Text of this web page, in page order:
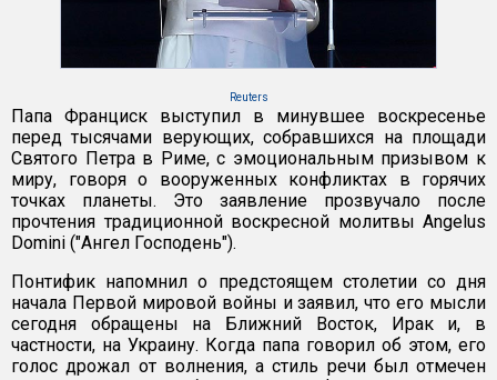
Reuters
Папа Франциск выступил в минувшее воскресенье
перед тысячами верующих, собравшихся на площади
Святого Петра в Риме, с эмоциональным призывом к
миру, говоря о вооруженных конфликтах в горячих
точках планеты. Это заявление прозвучало после
прочтения традиционной воскресной молитвы Angelus
Domini ("Ангел Господень").
Понтифик напомнил о предстоящем столетии со дня
начала Первой мировой войны и заявил, что его мысли
сегодня обращены на Ближний Восток, Ирак и, в
частности, на Украину. Когда папа говорил об этом, его
голос дрожал от волнения, а стиль речи был отмечен